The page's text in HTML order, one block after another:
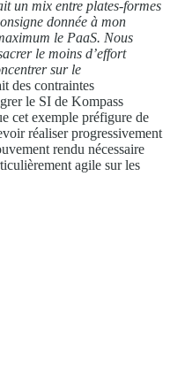
un mix entre plates-formes
donnée à mon
le PaaS. Nous
le moins d’effort
sur le
des contraintes
le SI de Kompass
cet exemple préfigure de
réaliser progressivement
rendu nécessaire
agile sur les